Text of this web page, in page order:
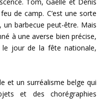
de camp. C’est une sorte
barbecue peut-être. Mais
à une averse bien précise,
le jour de la fête nationale,
et un surréalisme belge qui
et des chorégraphies